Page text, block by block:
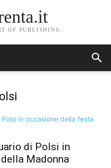
OF PUBLISHING
di Polsi in
Madonna